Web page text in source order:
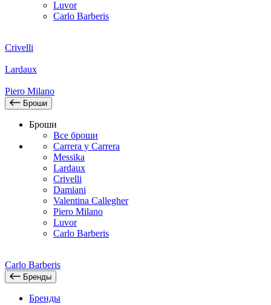
Luvor
Carlo Barberis
Crivelli
Lardaux
Piero Milano
Броши
Броши
Все броши
Carrera y Carrera
Messika
Lardaux
Crivelli
Damiani
Valentina Callegher
Piero Milano
Luvor
Carlo Barberis
Carlo Barberis
Бренды
Бренды